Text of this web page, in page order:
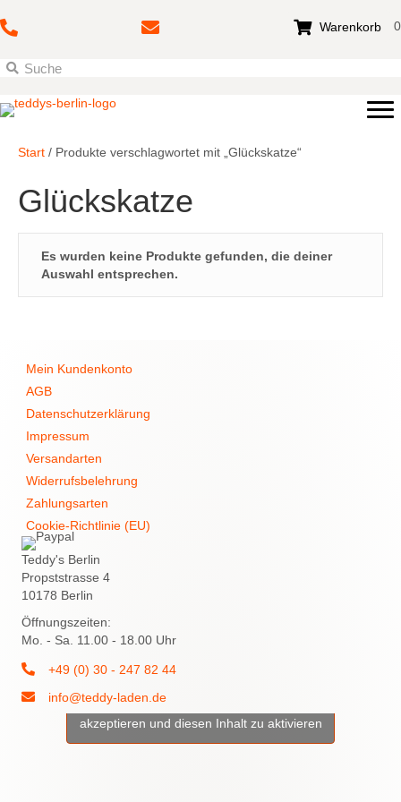
Warenkorb 0
Start / Produkte verschlagwortet mit „Glückskatze“
Glückskatze
Es wurden keine Produkte gefunden, die deiner
Auswahl entsprechen.
Mein Kundenkonto
AGB
Datenschutzerklärung
Impressum
Versandarten
Widerrufsbelehrung
Zahlungsarten
Cookie-Richtlinie (EU)
Teddy's Berlin
Propststrasse 4
10178 Berlin
Öffnungszeiten:
Mo. - Sa. 11.00 - 18.00 Uhr
+49 (0) 30 - 247 82 44
info@teddy-laden.de
Klicke hier, um Marketing-Cookies zu
akzeptieren und diesen Inhalt zu aktivieren